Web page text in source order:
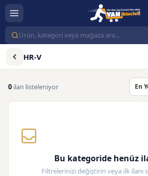
HR-V
0 ilan listeleniyor
Bu kategoride henüz
Filtrelerinizi değiştirin veya ilk ilanı